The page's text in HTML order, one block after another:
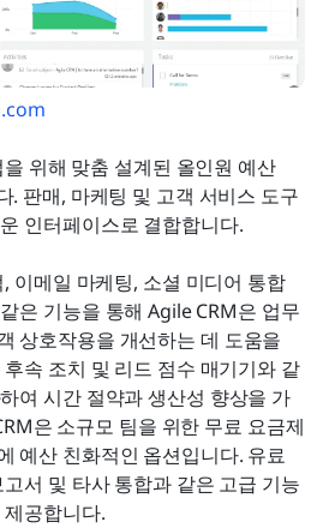
위해 맞춤 설계된 올인원 예산
. 판매, 마케팅 및 고객 서비스 도구
인터페이스로 결합합니다.
이메일 마케팅, 소셜 미디어 통합
은 기능을 통해 Agile CRM은 업무
상호작용을 개선하는 데 도움을
속 조치 및 리드 점수 매기기와 같
여 시간 절약과 생산성 향상을 가
은 소규모 팀을 위한 무료 요금제
예산 친화적인 옵션입니다. 유료
서 및 타사 통합과 같은 고급 기능
공합니다.